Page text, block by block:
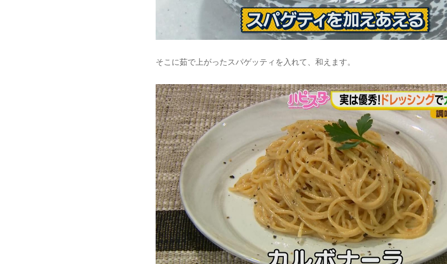
そこに茹で上がったスパゲッティを入れて、和えます。